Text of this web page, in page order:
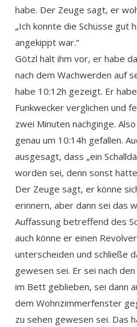
habe. Der Zeuge sagt, er
„Ich konnte die Schüsse gut
angekippt war.“
Götzl hält ihm vor, er habe
nach dem Wachwerden auf
habe 10:12h gezeigt. Er
Funkwecker verglichen und
zwei Minuten nachginge.
genau um 10:14h gefallen.
ausgesagt, dass „ein
worden sei, denn sonst
Der Zeuge sagt, er könne
erinnern, aber dann sei das
Auffassung betreffend des
auch könne er einen
unterscheiden und schließe
gewesen sei. Er sei nach
im Bett geblieben, sei dann
dem Wohnzimmerfenster
zu sehen gewesen sei. Das